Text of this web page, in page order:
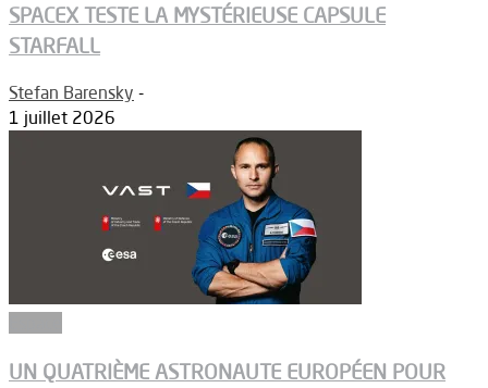
SPACEX TESTE LA MYSTÉRIEUSE CAPSULE
STARFALL
Stefan Barensky -
1 juillet 2026
UN QUATRIÈME ASTRONAUTE EUROPÉEN POUR